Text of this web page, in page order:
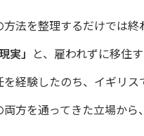
法を整理するだけでは終
実」 と、雇われずに移住
経験したのち、イギリ
方を通ってきた立場から